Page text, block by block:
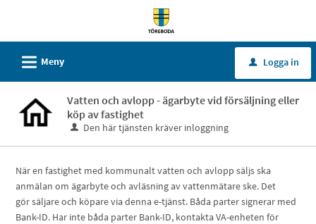
Töreboda
kommun
L Meny u Logga in
Vatten och avlopp - ägarbyte vid försäljning eller
köp av fastighet
Den här tjänsten kräver inloggning
När en fastighet med kommunalt vatten och avlopp säljs ska
anmälan om ägarbyte och avläsning av vattenmätare ske. Det
gör säljare och köpare via denna e-tjänst. Båda parter signerar med
Bank-ID. Har inte båda parter Bank-ID, kontakta VA-enheten för